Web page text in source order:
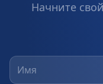
Начните